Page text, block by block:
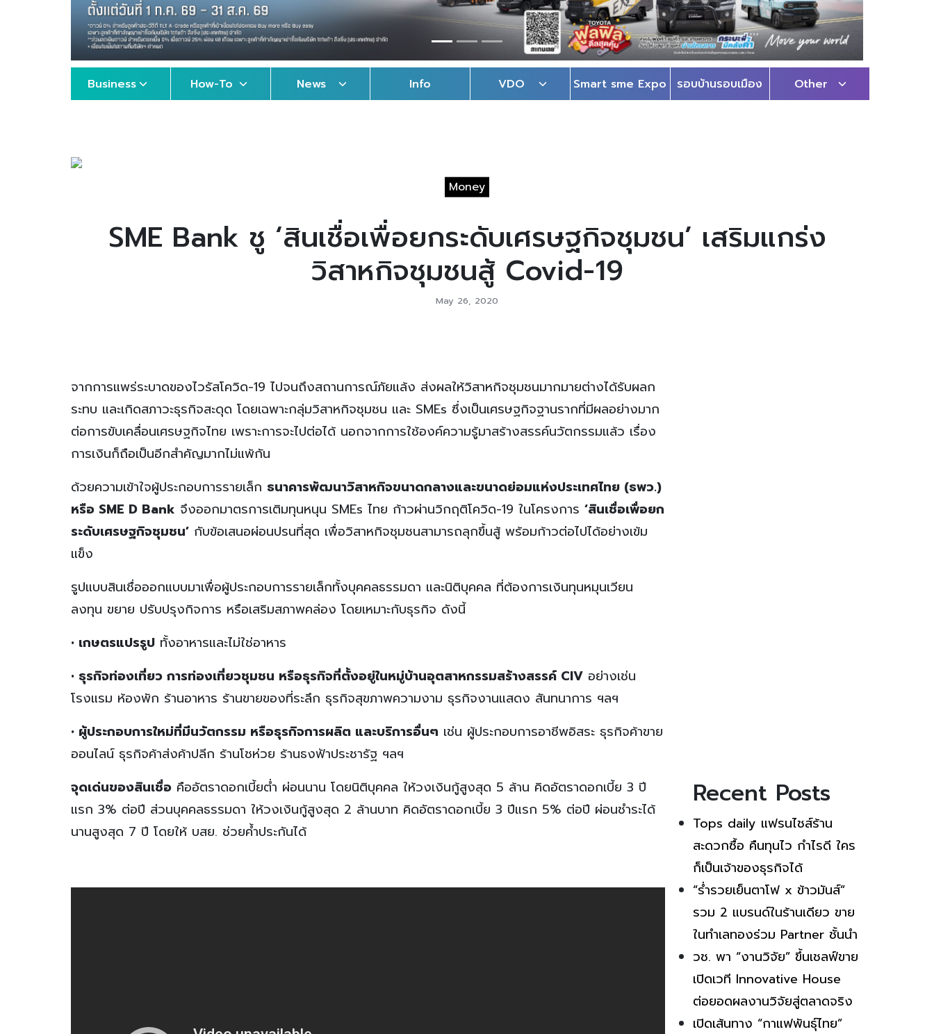
Business How-To News Info VDO Smart sme Expo รอบบ้านรอบเมือง Other
Money
SME Bank ชู ‘สินเชื่อเพื่อยกระดับเศรษฐกิจชุมชน’ เสริมแกร่ง
วิสาหกิจชุมชนสู้ Covid-19
May 26, 2020
จากการแพร่ระบาดของไวรัสโควิด-19 ไปจนถึงสถานการณ์ภัยแล้ง ส่งผลให้วิสาหกิจชุมชนมากมายต่างได้รับผลก
ระทบ และเกิดสภาวะธุรกิจสะดุด โดยเฉพาะกลุ่มวิสาหกิจชุมชน และ SMEs ซึ่งเป็นเศรษฐกิจฐานรากที่มีผลอย่างมาก
ต่อการขับเคลื่อนเศรษฐกิจไทย เพราะการจะไปต่อได้ นอกจากการใช้องค์ความรู้มาสร้างสรรค์นวัตกรรมแล้ว เรื่อง
การเงินก็ถือเป็นอีกสำคัญมากไม่แพ้กัน
ด้วยความเข้าใจผู้ประกอบการรายเล็ก ธนาคารพัฒนาวิสาหกิจขนาดกลางและขนาดย่อมแห่งประเทศไทย (ธพว.)
หรือ SME D Bank จึงออกมาตรการเติมทุนหนุน SMEs ไทย ก้าวผ่านวิกฤติโควิด-19 ในโครงการ ‘สินเชื่อเพื่อยก
ระดับเศรษฐกิจชุมชน’ กับข้อเสนอผ่อนปรนที่สุด เพื่อวิสาหกิจชุมชนสามารถลุกขึ้นสู้ พร้อมก้าวต่อไปได้อย่างเข้ม
แข็ง
รูปแบบสินเชื่อออกแบบมาเพื่อผู้ประกอบการรายเล็กทั้งบุคคลธรรมดา และนิติบุคคล ที่ต้องการเงินทุนหมุนเวียน
ลงทุน ขยาย ปรับปรุงกิจการ หรือเสริมสภาพคล่อง โดยเหมาะกับธุรกิจ ดังนี้
• เกษตรแปรรูป ทั้งอาหารและไม่ใช่อาหาร
• ธุรกิจท่องเที่ยว การท่องเที่ยวชุมชน หรือธุรกิจที่ตั้งอยู่ในหมู่บ้านอุตสาหกรรมสร้างสรรค์ CIV อย่างเช่น
โรงแรม ห้องพัก ร้านอาหาร ร้านขายของที่ระลึก ธุรกิจสุขภาพความงาม ธุรกิจงานแสดง สันทนาการ ฯลฯ
• ผู้ประกอบการใหม่ที่มีนวัตกรรม หรือธุรกิจการผลิต และบริการอื่นๆ เช่น ผู้ประกอบการอาชีพอิสระ ธุรกิจค้าขาย
ออนไลน์ ธุรกิจค้าส่งค้าปลีก ร้านโชห่วย ร้านธงฟ้าประชารัฐ ฯลฯ
จุดเด่นของสินเชื่อ คืออัตราดอกเบี้ยต่ำ ผ่อนนาน โดยนิติบุคคล ให้วงเงินกู้สูงสุด 5 ล้าน คิดอัตราดอกเบี้ย 3 ปี
แรก 3% ต่อปี ส่วนบุคคลธรรมดา ให้วงเงินกู้สูงสุด 2 ล้านบาท คิดอัตราดอกเบี้ย 3 ปีแรก 5% ต่อปี ผ่อนชำระได้
นานสูงสุด 7 ปี โดยให้ บสย. ช่วยค้ำประกันได้
Recent Posts
Tops daily แฟรนไชส์ร้าน
สะดวกซื้อ คืนทุนไว กำไรดี ใคร
ก็เป็นเจ้าของธุรกิจได้
“ร่ำรวยเย็นตาโฟ x ข้าวมันส์”
รวม 2 แบรนด์ในร้านเดียว ขาย
ในทำเลทองร่วม Partner ชั้นนำ
วช. พา “งานวิจัย” ขึ้นเชลฟ์ขาย
เปิดเวที Innovative House
ต่อยอดผลงานวิจัยสู่ตลาดจริง
เปิดเส้นทาง “กาแฟพันธุ์ไทย”